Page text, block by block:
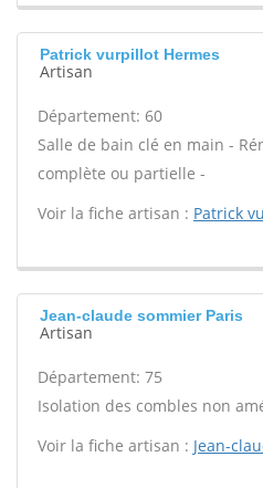
Patrick vurpillot Hermes
Artisan
Département: 60
Salle de bain clé en main -
complète ou partielle -
Voir la fiche artisan : Patrick
Jean-claude sommier Paris
Artisan
Département: 75
Isolation des combles non
Voir la fiche artisan : Jean-